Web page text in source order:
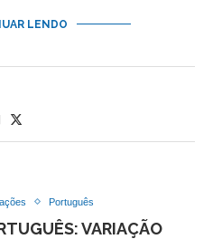
LENDO
Português
VARIAÇÃO